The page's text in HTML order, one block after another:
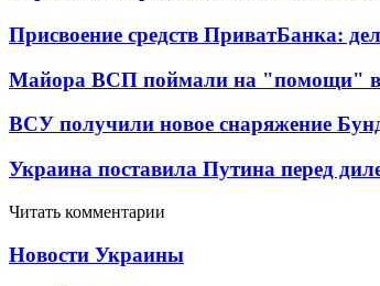
Присвоение средств ПриватБанка:
Майора ВСП поймали на "помощи"
ВСУ получили новое снаряжение
Украина поставила Путина перед
Читать комментарии
Новости Украины